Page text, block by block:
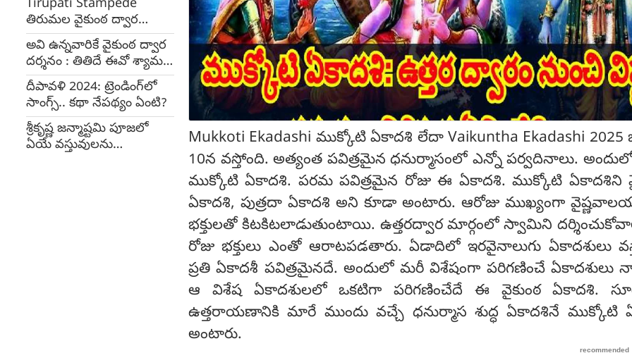
భక్తులకు సూటిగా గరికపాటి
(video)
Tirupati Stampede
తిరుమల వైకుంఠ ద్వార
దర్శనం టిక్కెట్లకై తొక్కిసలాట:
ఆరుగురు భక్తులు మృతి
అవి ఉన్నవారికే వైకుంఠ ద్వార
దర్శనం : తితిదే ఈవో శ్యామల
రావు
దీపావళి 2024: ట్రెండింగ్‌లో
సాంగ్స్.. కథా నేపథ్యం ఏంటి?
శ్రీకృష్ణ జన్మాష్టమి పూజలో
ఏయే వస్తువులను
Mukkoti Ekadashi ముక్కోటి ఏకాదశి లేదా Vaikuntha Ekadashi 2025
10న వస్తోంది. అత్యంత పవిత్రమైన ధనుర్మాసంలో ఎన్నో పర్వదినాలు.
ముక్కోటి ఏకాదశి. పరమ పవిత్రమైన రోజు ఈ ఏకాదశి. ముక్కోటి ఏకాదశిని
ఏకాదశి, పుత్రదా ఏకాదశి అని కూడా అంటారు. ఆరోజు ముఖ్యంగా
భక్తులతో కిటకిటలాడుతుంటాయి. ఉత్తరద్వార మార్గంలో స్వామిని
రోజు భక్తులు ఎంతో ఆరాటపడతారు. ఏడాదిలో ఇరవైనాలుగు ఏకాదశులు
ప్రతి ఏకాదశీ పవిత్రమైనదే. అందులో మరీ విశేషంగా పరిగణించే ఏకాదశులు
ఆ విశేష ఏకాదశులలో ఒకటిగా పరిగణించేదే ఈ వైకుంఠ ఏకాదశి.
ఉత్తరాయణానికి మారే ముందు వచ్చే ధనుర్మాస శుద్ధ ఏకాదశినే ముక్కోటి
అంటారు.